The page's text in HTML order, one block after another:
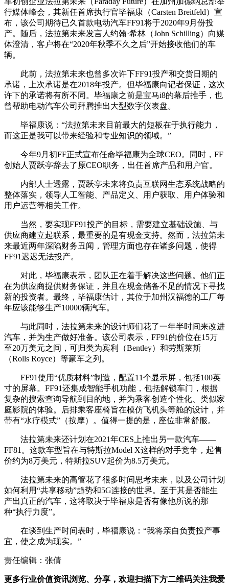
行媒体峰会，其新任首席执行官毕福康（Carsten Breitfeld）宣
布，该公司期待已久首款电动汽车FF91将于2020年9月份投
产。随后，法拉第未来发言人约翰·希林（John Schilling）向媒
体澄清，客户将在“2020年秋季不久之后”开始接收他们的车
辆。
此前，法拉第未来也曾多次许下FF91投产和交货日期的
承诺，上次承诺是在2018年投产。但毕福康向记者保证，这次
许下的承诺将有所不同。毕福康之前是宝马i8的幕后推手，也
曾帮助电动汽车公司拜腾推出大型数字仪表盘。
毕福康说：“法拉第未来目前最大的短板在于执行能力，
而这正是我可以带来经验和专业知识的领域。”
今年9月初FF正式宣布任命毕福康为全球CEO。同时，FF
创始人贾跃亭辞去了原CEO职务，出任首席产品和用户官。
内部人士透露，贾跃亭未来将负责互联网生态系统战略的
整体落实，领导人工智能、产品定义、用户获取、用户体验和
用户运营等相关工作。
当然，要实现FF91投产的目标，需要建立基础设施、与
供应商建立起联系，最重要的是有现金支持。然而，法拉第未
来最近两年深陷财务丑闻，管理方面也存在诸多问题，使得
FF91迟迟无法投产。
对此，毕福康表示，团队正在着手解决这些问题。他们正
在为供应商提供财务保证，并且在现金储备不足的情况下寻找
新的投资者。最终，毕福康估计，其位于加州汉福德的工厂每
年应该能够生产10000辆汽车。
与此同时，法拉第未来的设计师们花了一年半时间来改进
汽车，并为生产做好准备。该公司表示，FF91的价位在15万
至20万美元之间，可归类为宾利（Bentley）和劳斯莱斯
（Rolls Royce）等豪车之列。
FF91使用“优质材料”制造，配置11个显示屏，包括100英
寸的屏幕。FF91还集成智能手机功能，包括解锁车门，根据
复杂的搜索查询导航到目的地，并为乘客创造个性化、类似家
庭影院的体验。后排乘客座椅旨在模仿飞机头等舱的设计，并
带有“水疗模式”（按摩）。值得一提的是，座位非常舒服。
法拉第未来还计划在2021年CES上推出另一款汽车——
FF81。这款车型旨在与特斯拉Model X这样的对手竞争，起售
价约为8万美元，特斯拉SUV起价为8.5万美元。
法拉第未来的高管花了很多时间思考未来，以及公司计划
如何利用“共享移动”趋势和5G连接的世界。至于其是否能生
产出真正的汽车，这将取决于毕福康是否有像他所说的那
种“执行力度”。
在谈到生产时间表时，毕福康说：“我将亲自负责投产事
宜，使之成为现实。”
责任编辑：张倩
更多行业价值资讯浏览、分享，欢迎扫描下方二维码关注我爱